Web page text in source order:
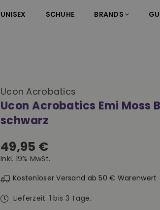
UNISEX SCHUHE BRANDS
Ucon Acrobatics
Ucon Acrobatics Emi Moss
schwarz
Normaler
Preis
49,95 €
Inkl. 19% MwSt.
Kostenloser Versand ab 50 € Warenwert
Lieferzeit: 1 bis 3 Tage.